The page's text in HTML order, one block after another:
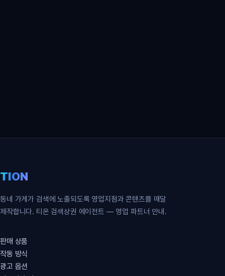
TION
동네 가게가 검색에 노출되도록 영업지점과 콘텐츠를 매달
제작합니다. 티온 검색상권 에이전트 — 영업 파트너 안내.
판매 상품
작동 방식
광고 옵션